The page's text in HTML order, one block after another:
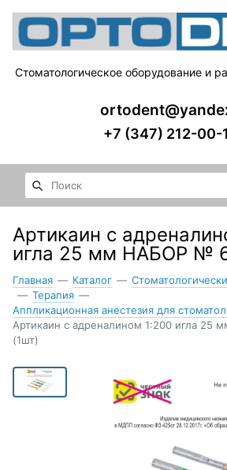
Стоматологическое оборудование и
+7 (347) 212-00-
Артикаин с
игла 25 мм НАБОР №
Главная — Каталог —
— Терапия —
Аппликационная анестезия для
Артикаин с адреналином 1:200 игла 25
(1шт)